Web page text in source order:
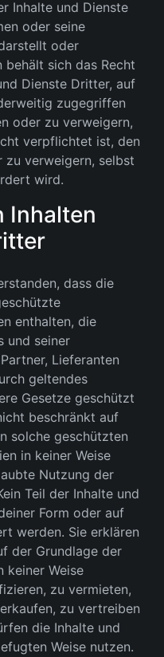
Inhalte und Dienste
oder seine
oder
behält sich das Recht
Dienste Dritter, auf
zugegriffen
oder zu verweigern,
verpflichtet ist, den
zu verweigern, selbst
wird.
Inhalten
dass die
enthalten, die
und seiner
Lieferanten
geltendes
Gesetze geschützt
beschränkt auf
solche geschützten
in keiner Weise
Nutzung der
Teil der Inhalte und
Form oder auf
werden. Sie erklären
der Grundlage der
keiner Weise
zu vermieten,
zu vertreiben
die Inhalte und
Weise nutzen.